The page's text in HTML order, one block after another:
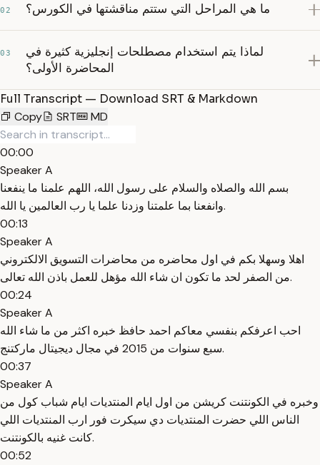
02 ما هي المراحل التي ستتم مناقشتها في الكورس؟
03
لماذا يتم استخدام مصطلحات إنجليزية كثيرة في
المحاضرة الأولى؟
Full Transcript — Download SRT & Markdown
Copy
SRT MD
00:00
Speaker A
بسم الله والصلاه والسلام على رسول الله، اللهم علمنا ما ينفعنا
وانفعنا بما علمتنا وزدنا علما يا رب العالمين يا الله.
00:13
Speaker A
اهلا وسهلا بكم في اول محاضره من محاضرات التسويق الالكتروني
من الصفر لحد ما تكون ان شاء الله مؤهل للعمل باذن الله تعالى.
00:24
Speaker A
احب اعرفكم بنفسي معاكم احمد حافظ خبره اكثر من ما شاء الله
سبع سنوات من 2015 في مجال ديجيتال ماركتنج.
00:37
Speaker A
وخبره في الكونتنت كريشن من اول ايام المنتديات ايام شباب كول من
الناس اللي حضرت المنتديات دي سيكرت فور ارب المنتديات اللي
كانت غنيه بالكونتنت.
00:52